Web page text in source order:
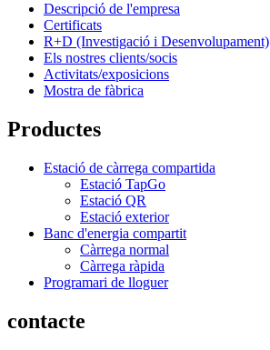
Descripció de l'empresa
Certificats
R+D (Investigació i Desenvolupament)
Els nostres clients/socis
Activitats/exposicions
Mostra de fàbrica
Productes
Estació de càrrega compartida
Estació TapGo
Estació QR
Estació exterior
Banc d'energia compartit
Càrrega normal
Càrrega ràpida
Programari de lloguer
contacte